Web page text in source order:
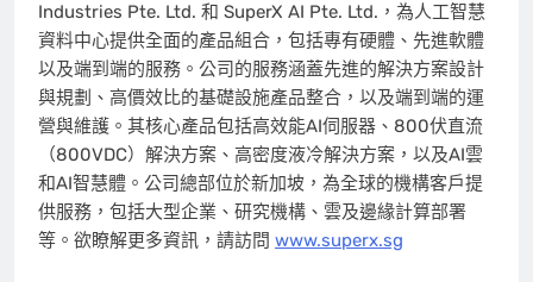
Industries Pte. Ltd. 和 SuperX AI Pte. Ltd.，為人工智慧
資料中心提供全面的產品組合，包括專有硬體、先進軟體
以及端到端的服務。公司的服務涵蓋先進的解決方案設計
與規劃、高價效比的基礎設施產品整合，以及端到端的運
營與維護。其核心產品包括高效能AI伺服器、800伏直流
（800VDC）解決方案、高密度液冷解決方案，以及AI雲
和AI智慧體。公司總部位於新加坡，為全球的機構客戶提
供服務，包括大型企業、研究機構、雲及邊緣計算部署
等。欲瞭解更多資訊，請訪問 www.superx.sg